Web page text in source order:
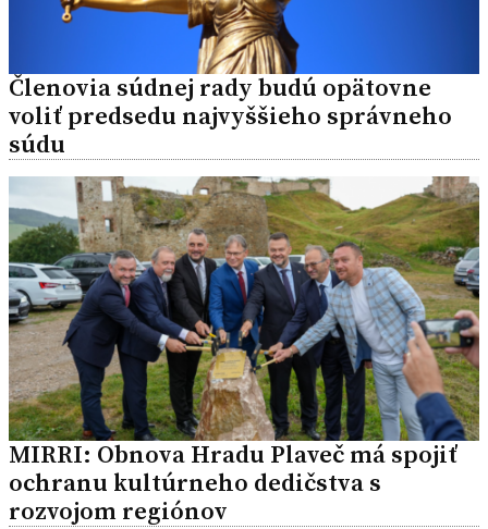
Členovia súdnej rady budú opätovne
voliť predsedu najvyššieho správneho
súdu
MIRRI: Obnova Hradu Plaveč má spojiť
ochranu kultúrneho dedičstva s
rozvojom regiónov